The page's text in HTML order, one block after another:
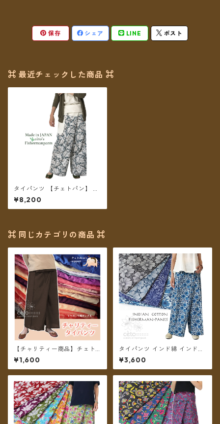
保存 シェア LINE ポスト
⌘ 最近チェックした商品 ⌘
タイパンツ 【チェトパン】 Fi
shermanpants-052 ＊メール
便送料無料＊
¥8,200
⌘ 同じカテゴリの商品 ⌘
【チャリティー商品】チェトc
han support チャリティータ
イパンツ レーヨンロング丈
¥1,600
タイパンツ インド綿 インド更
紗 no.13 ネイビー&モノトーン
フラワープリント 3タイプ全4
カラー ロング丈【メール便送
¥3,600